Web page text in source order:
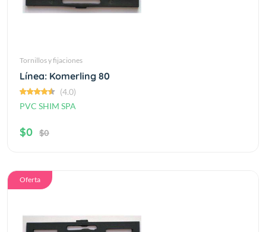
Tornillos y fijaciones
Línea: Komerling 80
(4.0)
PVC SHIM SPA
$0 $0
Oferta